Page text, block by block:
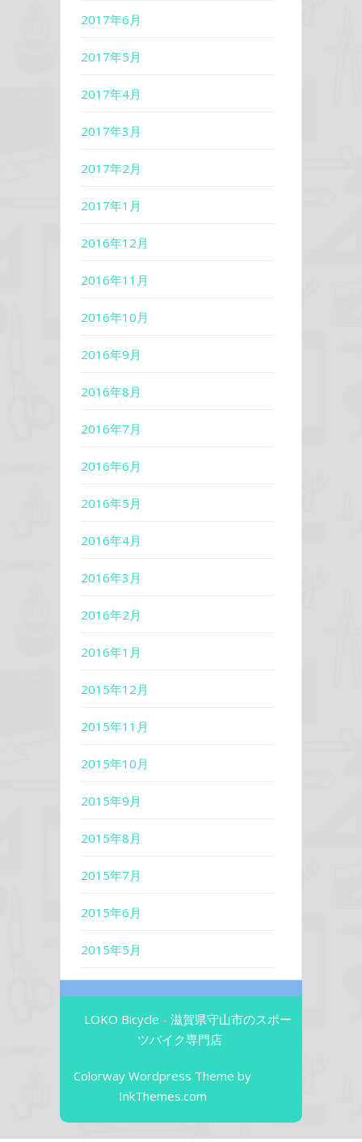
2017年6月
2017年5月
2017年4月
2017年3月
2017年2月
2017年1月
2016年12月
2016年11月
2016年10月
2016年9月
2016年8月
2016年7月
2016年6月
2016年5月
2016年4月
2016年3月
2016年2月
2016年1月
2015年12月
2015年11月
2015年10月
2015年9月
2015年8月
2015年7月
2015年6月
2015年5月
LOKO Bicycle - 滋賀県守山市のスポー
ツバイク専門店
Colorway Wordpress Theme by
InkThemes.com